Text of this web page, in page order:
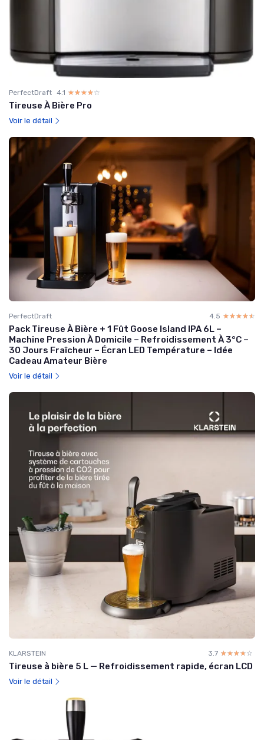
PerfectDraft 4.1 ☆☆☆☆☆
★★★★★
Tireuse À Bière Pro
Voir le détail
PerfectDraft 4.5 ☆☆☆☆☆
★★★★★
Pack Tireuse À Bière + 1 Fût Goose Island IPA 6L –
Machine Pression À Domicile – Refroidissement À 3°C –
30 Jours Fraîcheur – Écran LED Température – Idée
Cadeau Amateur Bière
Voir le détail
KLARSTEIN 3.7 ☆☆☆☆☆
★★★★★
Tireuse à bière 5 L — Refroidissement rapide, écran LCD
Voir le détail